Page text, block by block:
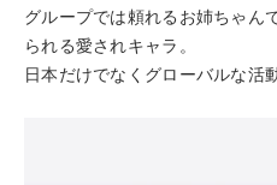
グループでは頼れるお姉ちゃん
られる愛されキャラ。
日本だけでなくグローバルな活